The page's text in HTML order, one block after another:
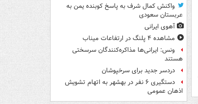
واکنش کمال شرف به پاسخ کوبنده یمن به
عربستان سعودی
آهوی ایرانی
مشاهده ۴ پلنگ در ارتفاعات میناب
ونس: ایرانی‌ها مذاکره‌کنندگان سرسختی
هستند
دردسر جدید برای سرخپوشان
دستگیری ۶ نفر در بهشهر به اتهام تشویش
اذهان عمومی